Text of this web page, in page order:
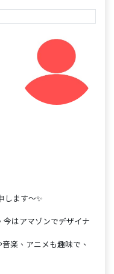
します～✨
はアマゾンでデザイナ
楽、アニメも趣味で、